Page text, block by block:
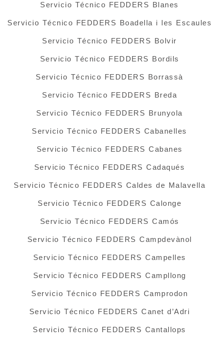
Servicio Técnico FEDDERS Blanes
Servicio Técnico FEDDERS Boadella i les Escaules
Servicio Técnico FEDDERS Bolvir
Servicio Técnico FEDDERS Bordils
Servicio Técnico FEDDERS Borrassà
Servicio Técnico FEDDERS Breda
Servicio Técnico FEDDERS Brunyola
Servicio Técnico FEDDERS Cabanelles
Servicio Técnico FEDDERS Cabanes
Servicio Técnico FEDDERS Cadaqués
Servicio Técnico FEDDERS Caldes de Malavella
Servicio Técnico FEDDERS Calonge
Servicio Técnico FEDDERS Camós
Servicio Técnico FEDDERS Campdevànol
Servicio Técnico FEDDERS Campelles
Servicio Técnico FEDDERS Campllong
Servicio Técnico FEDDERS Camprodon
Servicio Técnico FEDDERS Canet d’Adri
Servicio Técnico FEDDERS Cantallops